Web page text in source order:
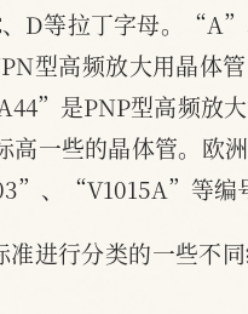
D等拉丁字母。
型高频放大用晶体
是PNP型高频放
一些的晶体管。欧
、“V1015A”等编
进行分类的一些不